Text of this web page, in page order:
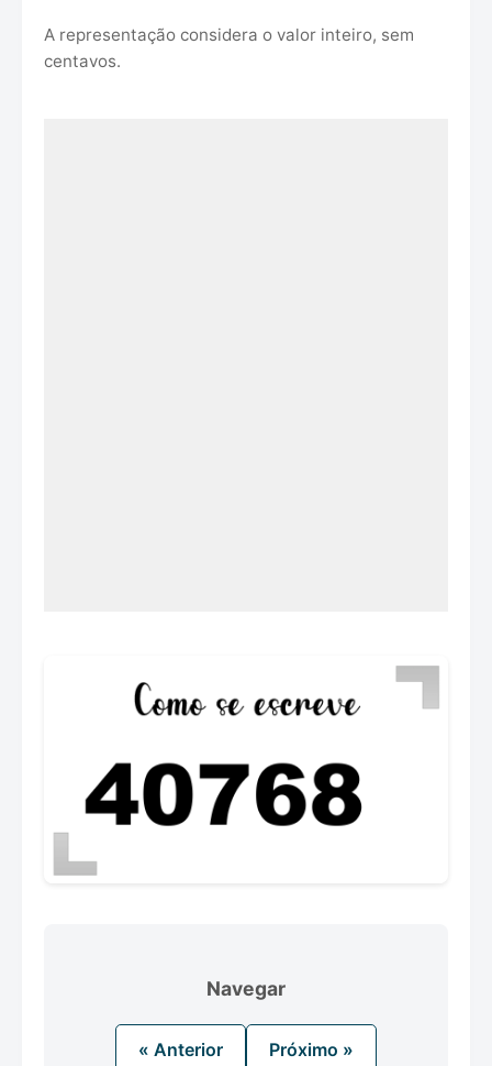
A representação considera o valor inteiro, sem
centavos.
Navegar
« Anterior Próximo »